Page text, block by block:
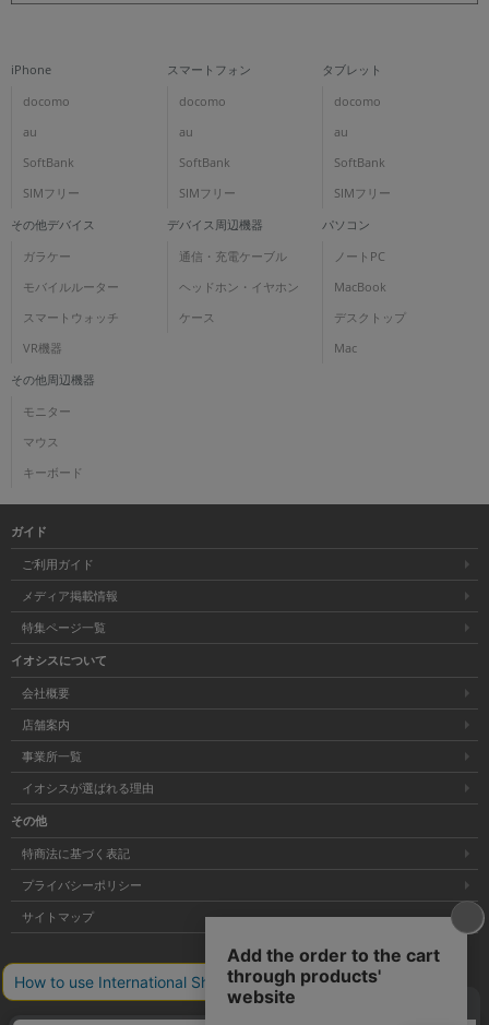
iPhone
docomo
au
SoftBank
SIMフリー
スマートフォン
docomo
au
SoftBank
SIMフリー
タブレット
docomo
au
SoftBank
SIMフリー
その他デバイス
ガラケー
モバイルルーター
スマートウォッチ
VR機器
デバイス周辺機器
通信・充電ケーブル
ヘッドホン・イヤホン
ケース
パソコン
ノートPC
MacBook
デスクトップ
Mac
その他周辺機器
モニター
マウス
キーボード
ガイド
ご利用ガイド
メディア掲載情報
特集ページ一覧
イオシスについて
会社概要
店舗案内
事業所一覧
イオシスが選ばれる理由
その他
特商法に基づく表記
プライバシーポリシー
サイトマップ